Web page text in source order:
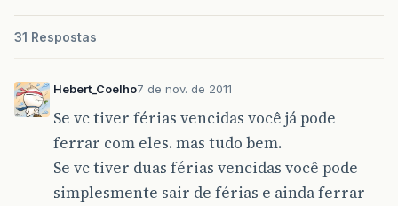
31 Respostas
Hebert_Coelho7 de nov. de 2011
Se vc tiver férias vencidas você já pode
ferrar com eles. mas tudo bem.
Se vc tiver duas férias vencidas você pode
simplesmente sair de férias e ainda ferrar